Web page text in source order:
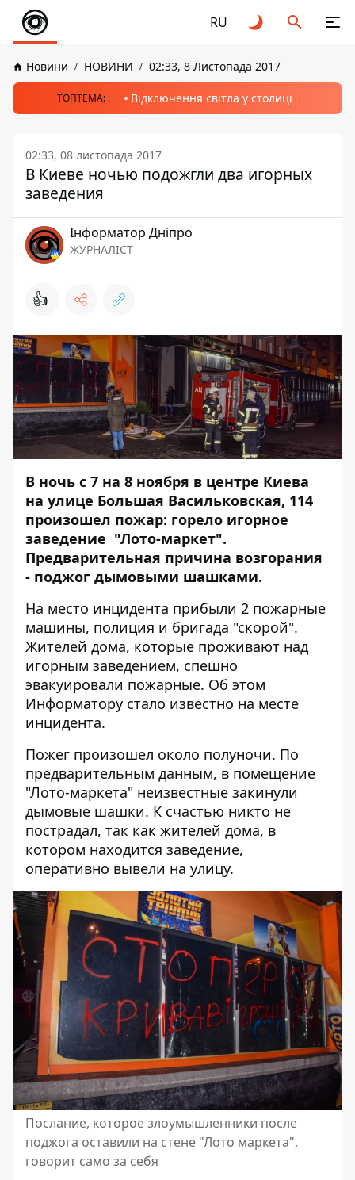
RU
Новини НОВИНИ 02:33, 8 Листопада 2017
ТОПТЕМА: Відключення світла у столиці
02:33, 08 листопада 2017
В Киеве ночью подожгли два игорных
заведения
Інформатор Дніпро
ЖУРНАЛІСТ
👍
В ночь с 7 на 8 ноября в центре Киева
на улице Большая Васильковская, 114
произошел пожар: горело игорное
заведение "Лото-маркет".
Предварительная причина возгорания
- поджог дымовыми шашками.
На место инцидента прибыли 2 пожарные
машины, полиция и бригада "скорой".
Жителей дома, которые проживают над
игорным заведением, спешно
эвакуировали пожарные. Об этом
Информатору стало известно на месте
инцидента.
Пожег произошел около полуночи. По
предварительным данным, в помещение
"Лото-маркета" неизвестные закинули
дымовые шашки. К счастью никто не
пострадал, так как жителей дома, в
котором находится заведение,
оперативно вывели на улицу.
Послание, которое злоумышленники после
поджога оставили на стене "Лото маркета",
говорит само за себя